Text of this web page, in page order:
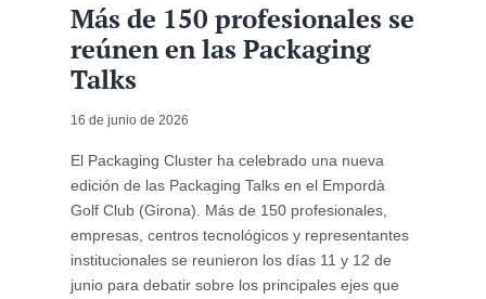
Más de 150 profesionales se
reúnen en las Packaging
Talks
16 de junio de 2026
El Packaging Cluster ha celebrado una nueva
edición de las Packaging Talks en el Empordà
Golf Club (Girona). Más de 150 profesionales,
empresas, centros tecnológicos y representantes
institucionales se reunieron los días 11 y 12 de
junio para debatir sobre los principales ejes que